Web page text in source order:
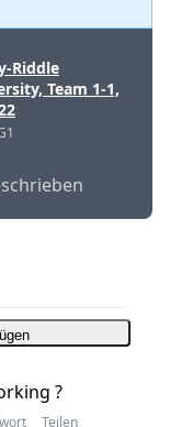
Riddle
Team 1-1,
?
Teilen